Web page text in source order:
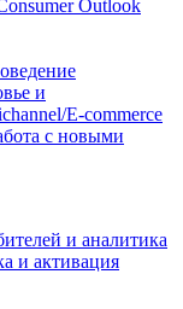
Outlook
и
E-commerce
с новыми
и аналитика
и активация